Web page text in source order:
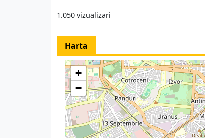
1.050 vizualizari
Harta
+
−